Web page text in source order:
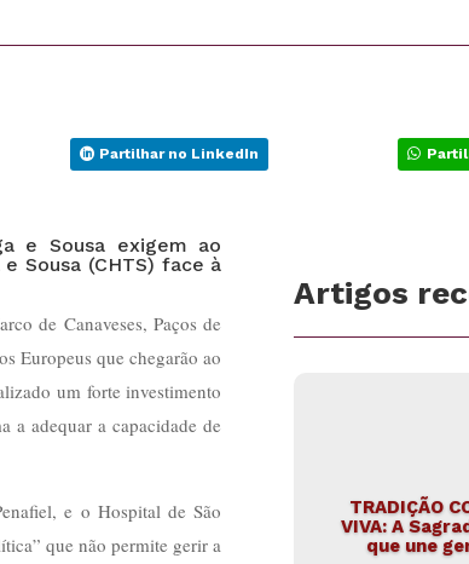
Partilhar no LinkedIn
e Sousa exigem ao
Sousa (CHTS) face à
de Canaveses, Paços de
Europeus que chegarão ao
um forte investimento
a adequar a capacidade de
e o Hospital de São
que não permite gerir a
Artigos
TRADIÇÃO
VIVA: A
que une